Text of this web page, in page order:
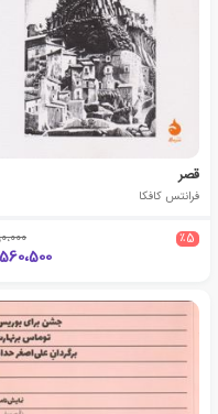
قصر
فرانتس کافکا
٪5
560،500